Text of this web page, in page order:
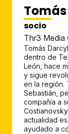
socio
Thr3 Media
Tomás
dentro de
León, hace
y sigue
en la región.
Sebastián,
compañía a
actualidad
ayudado a